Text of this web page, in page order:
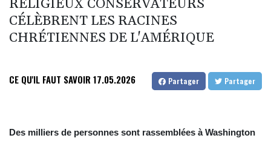
RELIGIEUX CONSERVATEURS
CÉLÈBRENT LES RACINES
CHRÉTIENNES DE L'AMÉRIQUE
CE QU'IL FAUT SAVOIR 17.05.2026 Partager Partager
Des milliers de personnes sont rassemblées à Washington